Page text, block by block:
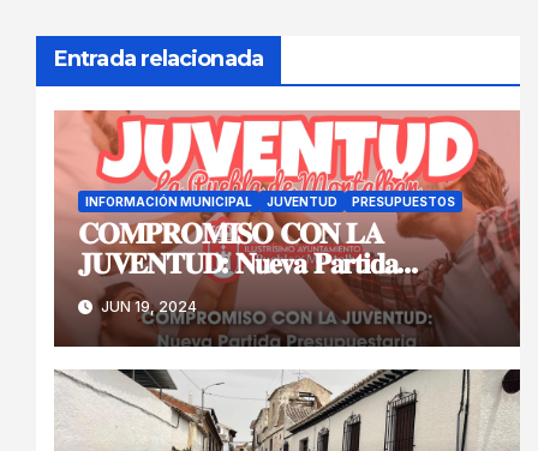
Entrada relacionada
INFORMACIÓN MUNICIPAL JUVENTUD PRESUPUESTOS
𝐂𝐎𝐌𝐏𝐑𝐎𝐌𝐈𝐒𝐎 𝐂𝐎𝐍 𝐋𝐀
𝐉𝐔𝐕𝐄𝐍𝐓𝐔𝐃: 𝐍𝐮𝐞𝐯𝐚 𝐏𝐚𝐫𝐭𝐢𝐝𝐚
𝐏𝐫𝐞𝐬𝐮𝐩𝐮𝐞𝐬𝐭𝐚𝐫𝐢𝐚 𝐲 𝐏𝐫𝐨𝐲𝐞𝐜𝐭𝐨𝐬
𝐈𝐧𝐧𝐨𝐯𝐚𝐝𝐨𝐫𝐞𝐬
JUN 19, 2024